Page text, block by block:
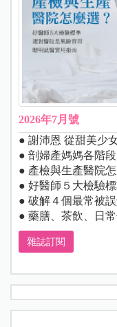
2026年7月號
● 謝沛恩 從甜美少
● 剖婦產媽媽各階
● 產檢與生產醫院怎
● 好醫師５大檢驗
● 破解４個最常被
● 藥膳、茶飲、日
雜誌訂閱